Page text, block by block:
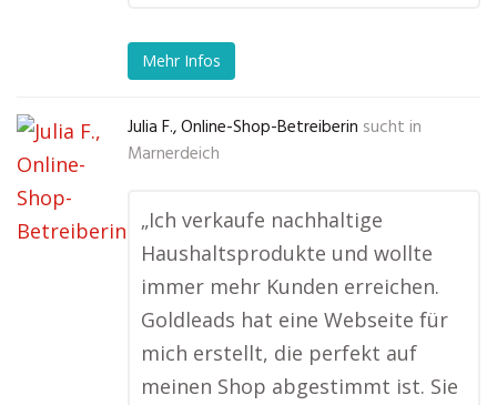
Mehr Infos
Julia F., Online-Shop-Betreiberin sucht in
Marnerdeich
„Ich verkaufe nachhaltige
Haushaltsprodukte und wollte
immer mehr Kunden erreichen.
Goldleads hat eine Webseite für
mich erstellt, die perfekt auf
meinen Shop abgestimmt ist. Sie